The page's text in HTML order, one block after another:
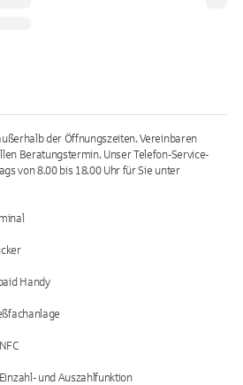
der Öffnungszeiten. Vereinbaren
Beratungstermin. Unser Telefon-Service-
von 8.00 bis 18.00 Uhr für Sie unter
Handy
und Auszahlfunktion